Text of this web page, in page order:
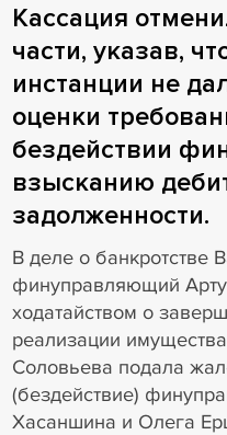
Кассация
части, указав,
инстанции не
оценки
бездействии
взысканию
задолженности.
В деле о банкротстве
финуправляющий
ходатайством о
реализации
Соловьева подала
(бездействие)
Хасаншина и Олега